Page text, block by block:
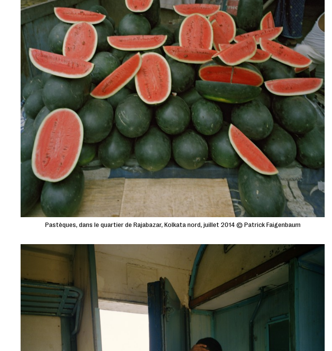
Pastèques, dans le quartier de Rajabazar, Kolkata nord, juillet 2014 © Patrick Faigenbaum